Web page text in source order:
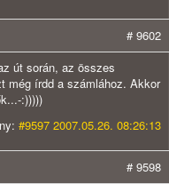
# 9602
út során, az összes
még írdd a számlához. Akkor
:)))))
#9597 2007.05.26. 08:26:13
# 9598